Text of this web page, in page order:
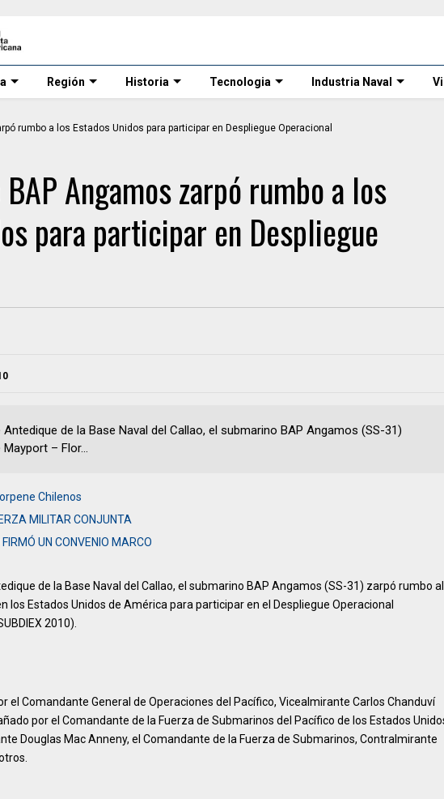
Región Historia Tecnologia Industria Naval
Angamos zarpó rumbo a los
para participar en Despliegue
Antedique de la Base Naval del Callao, el submarino BAP Angamos (SS-31)
– Flor...
Chilenos
MILITAR CONJUNTA
UN CONVENIO MARCO
de la Base Naval del Callao, el submarino BAP Angamos (SS-31) zarpó rumbo al
los Estados Unidos de América para participar en el Despliegue Operacional
2010).
el Comandante General de Operaciones del Pacífico, Vicealmirante Carlos Chanduví
por el Comandante de la Fuerza de Submarinos del Pacífico de los Estados
Douglas Mac Anneny, el Comandante de la Fuerza de Submarinos, Contralmirante